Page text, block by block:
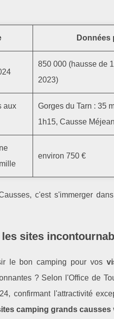
Données
850 000 (hausse de
2023)
aux
Gorges du Tarn : 35
1h15, Causse
environ 750 €
c'est s'immerger
sites
le bon camping pour vos
? Selon l'Office de
confirmant l'attractivité
camping grands causses